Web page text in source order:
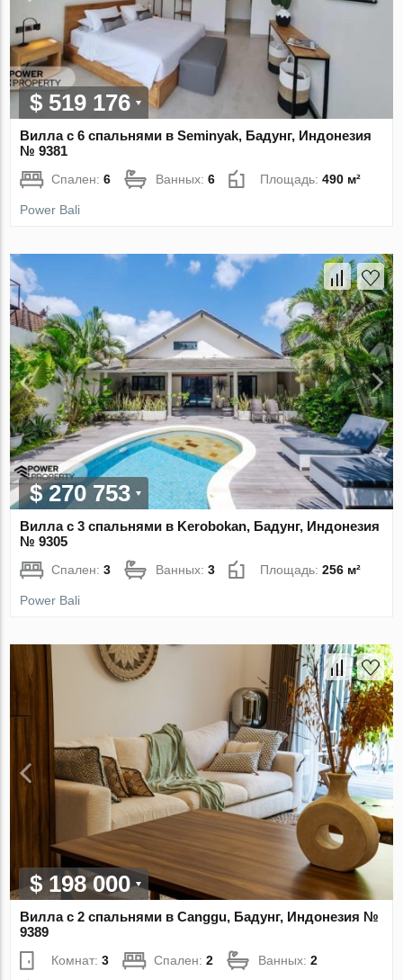
$ 519 176
Вилла с 6 спальнями в Seminyak, Бадунг, Индонезия
№ 9381
Спален:6 Ванных:6 Площадь:490 м²
Power Bali
$ 270 753
Вилла с 3 спальнями в Kerobokan, Бадунг, Индонезия
№ 9305
Спален:3 Ванных:3 Площадь:256 м²
Power Bali
$ 198 000
Вилла с 2 спальнями в Canggu, Бадунг, Индонезия №
9389
Комнат:3 Спален:2 Ванных:2